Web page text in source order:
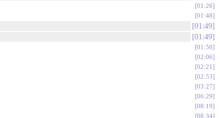
01:26
01:48
01:49
01:49
01:50
02:06
02:21
02:53
03:27
06:29
08:19
08:34